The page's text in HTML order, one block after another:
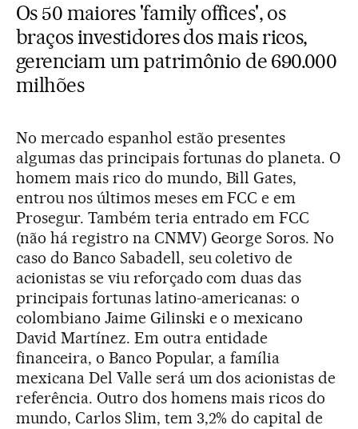
Os 50 maiores 'family offices', os
braços investidores dos mais ricos,
gerenciam um patrimônio de 690.000
milhões
No mercado espanhol estão presentes
algumas das principais fortunas do planeta. O
homem mais rico do mundo, Bill Gates,
entrou nos últimos meses em FCC e em
Prosegur. Também teria entrado em FCC
(não há registro na CNMV) George Soros. No
caso do Banco Sabadell, seu coletivo de
acionistas se viu reforçado com duas das
principais fortunas latino-americanas: o
colombiano Jaime Gilinski e o mexicano
David Martínez. Em outra entidade
financeira, o Banco Popular, a família
mexicana Del Valle será um dos acionistas de
referência. Outro dos homens mais ricos do
mundo, Carlos Slim, tem 3,2% do capital de